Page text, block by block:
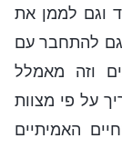
וגם לממן את
גם להתחבר עם
וזה מאמלל
על פי מצוות
האמיתיים